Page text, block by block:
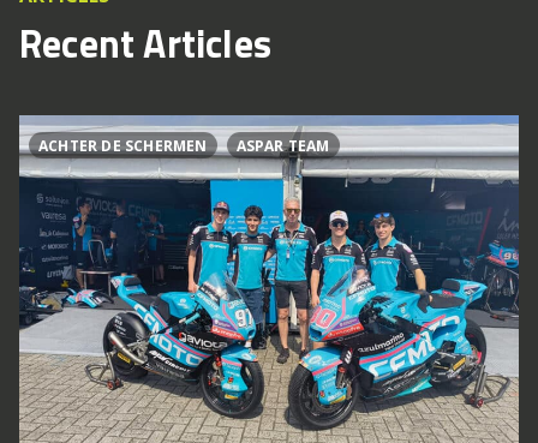
Recent Articles
ACHTER DE SCHERMEN ASPAR TEAM